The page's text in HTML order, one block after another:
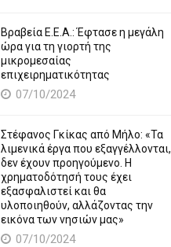
Βραβεία Ε.Ε.Α.: Έφτασε η μεγάλη
ώρα για τη γιορτή της
μικρομεσαίας
επιχειρηματικότητας
07/10/2024
Στέφανος Γκίκας από Μήλο: «Τα
λιμενικά έργα που εξαγγέλλονται,
δεν έχουν προηγούμενο. Η
χρηματοδότησή τους έχει
εξασφαλιστεί και θα
υλοποιηθούν, αλλάζοντας την
εικόνα των νησιών μας»
07/10/2024